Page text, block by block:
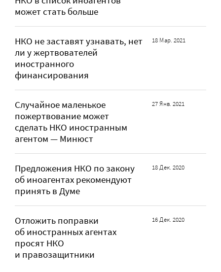
может стать больше
НКО не заставят узнавать, нет
ли у жертвователей
иностранного
финансирования
18 Мар. 2021
Случайное маленькое
пожертвование может
сделать НКО иностранным
агентом — Минюст
27 Янв. 2021
Предложения НКО по закону
об иноагентах рекомендуют
принять в Думе
18 Дек. 2020
Отложить поправки
об иностранных агентах
просят НКО
и правозащитники
16 Дек. 2020